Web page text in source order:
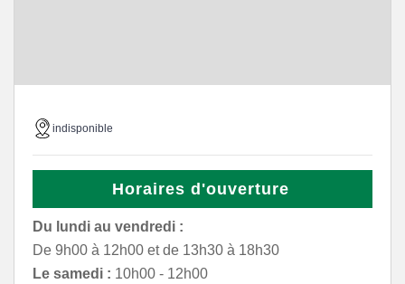
indisponible
Horaires d'ouverture
Du lundi au vendredi :
De 9h00 à 12h00 et de 13h30 à 18h30
Le samedi : 10h00 - 12h00